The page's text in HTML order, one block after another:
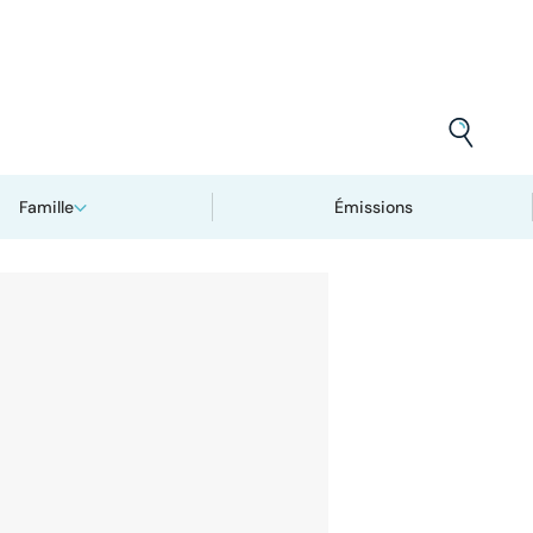
Famille Émissions